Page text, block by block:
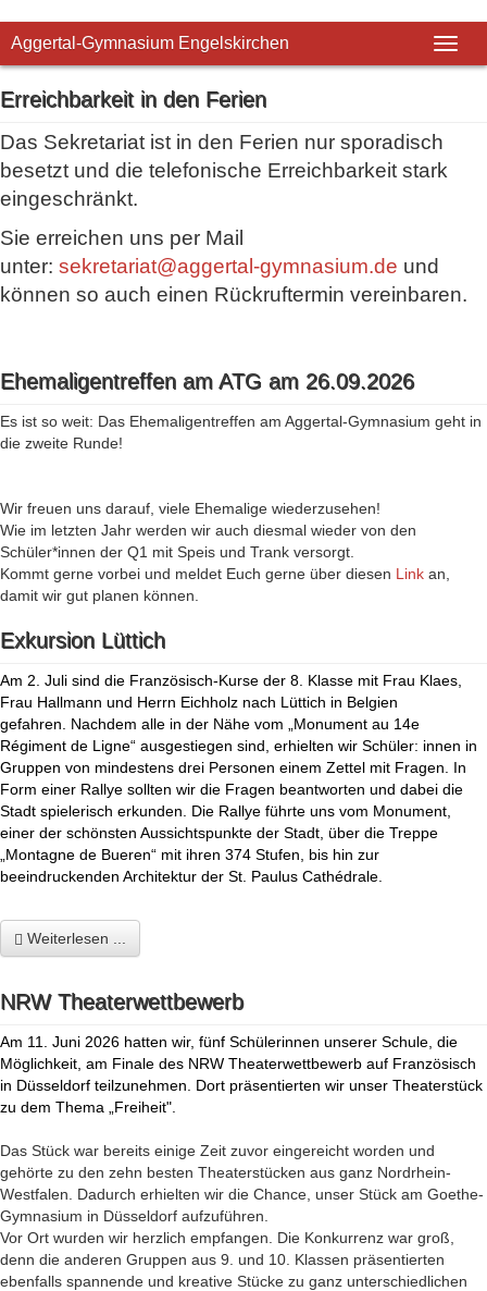
Aggertal-Gymnasium Engelskirchen
Erreichbarkeit in den Ferien
Das Sekretariat ist in den Ferien nur sporadisch
besetzt und die telefonische Erreichbarkeit stark
eingeschränkt.
Sie erreichen uns per Mail
unter: sekretariat@aggertal-gymnasium.de und
können so auch einen Rückruftermin vereinbaren.
Ehemaligentreffen am ATG am 26.09.2026
Es ist so weit: Das Ehemaligentreffen am Aggertal-Gymnasium geht in
die zweite Runde!
Wir freuen uns darauf, viele Ehemalige wiederzusehen!
Wie im letzten Jahr werden wir auch diesmal wieder von den
Schüler*innen der Q1 mit Speis und Trank versorgt.
Kommt gerne vorbei und meldet Euch gerne über diesen Link an,
damit wir gut planen können.
Exkursion Lüttich
Am 2. Juli sind die Französisch-Kurse der 8. Klasse mit Frau Klaes,
Frau Hallmann und Herrn Eichholz nach Lüttich in Belgien
gefahren. Nachdem alle in der Nähe vom „Monument au 14e
Régiment de Ligne“ ausgestiegen sind, erhielten wir Schüler: innen in
Gruppen von mindestens drei Personen einem Zettel mit Fragen. In
Form einer Rallye sollten wir die Fragen beantworten und dabei die
Stadt spielerisch erkunden. Die Rallye führte uns vom Monument,
einer der schönsten Aussichtspunkte der Stadt, über die Treppe
„Montagne de Bueren“ mit ihren 374 Stufen, bis hin zur
beeindruckenden Architektur der St. Paulus Cathédrale.
Weiterlesen ...
NRW Theaterwettbewerb
Am 11. Juni 2026 hatten wir, fünf Schülerinnen unserer Schule, die
Möglichkeit, am Finale des NRW Theaterwettbewerb auf Französisch
in Düsseldorf teilzunehmen. Dort präsentierten wir unser Theaterstück
zu dem Thema „Freiheit".
Das Stück war bereits einige Zeit zuvor eingereicht worden und
gehörte zu den zehn besten Theaterstücken aus ganz Nordrhein-
Westfalen. Dadurch erhielten wir die Chance, unser Stück am Goethe-
Gymnasium in Düsseldorf aufzuführen.
Vor Ort wurden wir herzlich empfangen. Die Konkurrenz war groß,
denn die anderen Gruppen aus 9. und 10. Klassen präsentierten
ebenfalls spannende und kreative Stücke zu ganz unterschiedlichen